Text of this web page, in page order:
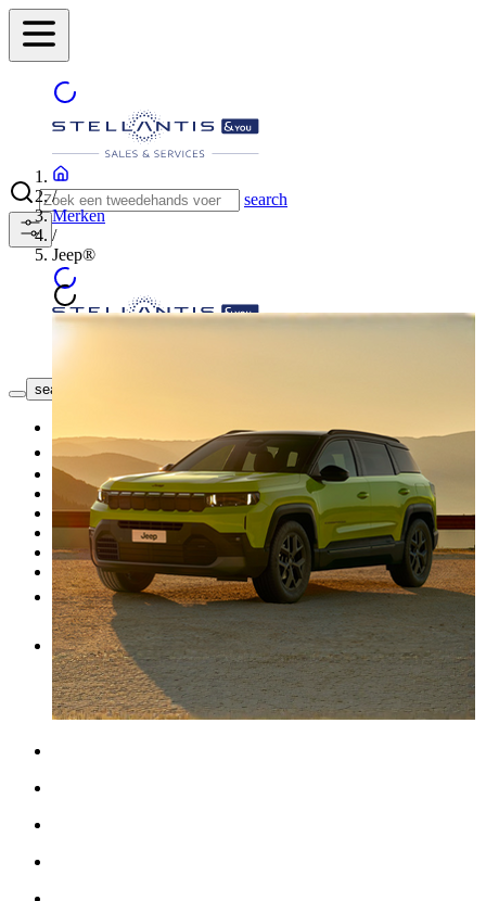
search
search button - icon
2dehandswagen
Onze Promoties
Onderhoud
Carrosserie
Aankoop van onderdelen
Verkopen
Meer
NL
/
Merken
/
Jeep®